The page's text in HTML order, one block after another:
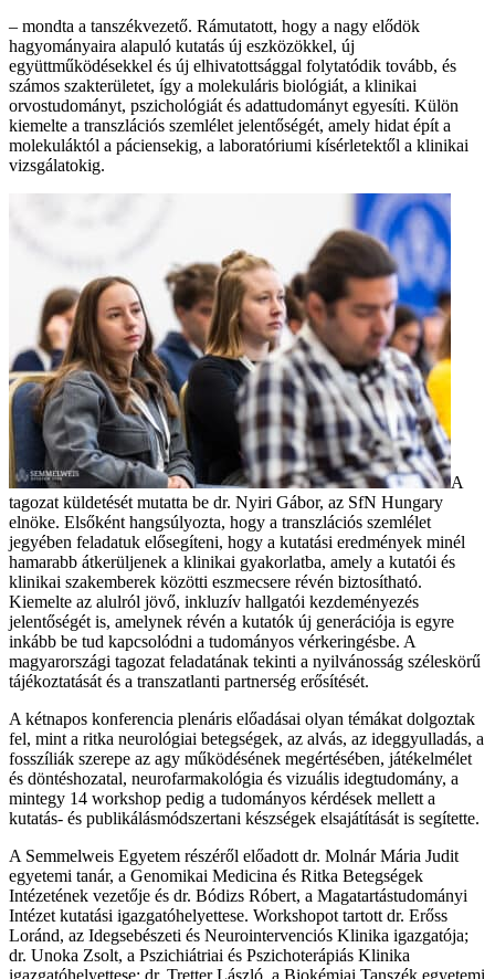
– mondta a tanszékvezető. Rámutatott, hogy a nagy elődök
hagyományaira alapuló kutatás új eszközökkel, új
együttműködésekkel és új elhivatottsággal folytatódik tovább, és
számos szakterületet, így a molekuláris biológiát, a klinikai
orvostudományt, pszichológiát és adattudományt egyesíti. Külön
kiemelte a transzlációs szemlélet jelentőségét, amely hidat épít a
molekuláktól a páciensekig, a laboratóriumi kísérletektől a klinikai
vizsgálatokig.
A
tagozat küldetését mutatta be dr. Nyiri Gábor, az SfN Hungary
elnöke. Elsőként hangsúlyozta, hogy a transzlációs szemlélet
jegyében feladatuk elősegíteni, hogy a kutatási eredmények minél
hamarabb átkerüljenek a klinikai gyakorlatba, amely a kutatói és
klinikai szakemberek közötti eszmecsere révén biztosítható.
Kiemelte az alulról jövő, inkluzív hallgatói kezdeményezés
jelentőségét is, amelynek révén a kutatók új generációja is egyre
inkább be tud kapcsolódni a tudományos vérkeringésbe. A
magyarországi tagozat feladatának tekinti a nyilvánosság széleskörű
tájékoztatását és a transzatlanti partnerség erősítését.
A kétnapos konferencia plenáris előadásai olyan témákat dolgoztak
fel, mint a ritka neurológiai betegségek, az alvás, az ideggyulladás, a
fosszíliák szerepe az agy működésének megértésében, játékelmélet
és döntéshozatal, neurofarmakológia és vizuális idegtudomány, a
mintegy 14 workshop pedig a tudományos kérdések mellett a
kutatás- és publikálásmódszertani készségek elsajátítását is segítette.
A Semmelweis Egyetem részéről előadott dr. Molnár Mária Judit
egyetemi tanár, a Genomikai Medicina és Ritka Betegségek
Intézetének vezetője és dr. Bódizs Róbert, a Magatartástudományi
Intézet kutatási igazgatóhelyettese. Workshopot tartott dr. Erőss
Loránd, az Idegsebészeti és Neurointervenciós Klinika igazgatója;
dr. Unoka Zsolt, a Pszichiátriai és Pszichoterápiás Klinika